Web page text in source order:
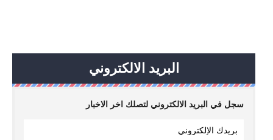
البريد الالكتروني
سجل في البريد الالكتروني لتصلك اخر الاخبار